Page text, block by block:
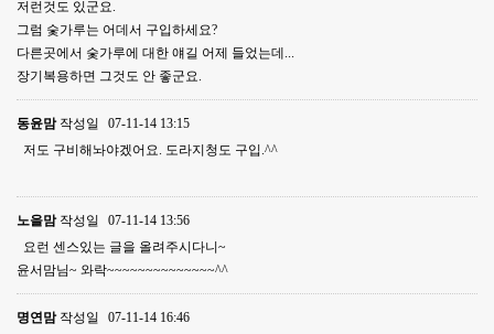
저런것도 있군요.
그럼 숯가루는 어데서 구입하세요?
다른곳에서 숯가루에 대한 얘길 어제 들었는데...
장기복용하면 그것도 안 좋군요.
동윤맘 작성일
07-11-14 13:15
저도 구비해놔야겠어요. 도라지청도 구입.^^
노을맘 작성일
07-11-14 13:56
요런 센스있는 글을 올려주시다니~
윤서맘님~ 와락~~~~~~~~~~~~~~^^
명연맘 작성일
07-11-14 16:46